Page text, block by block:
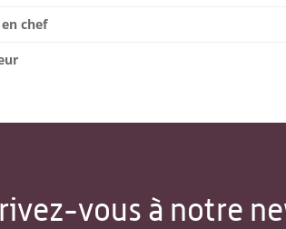
chef
vous à notre